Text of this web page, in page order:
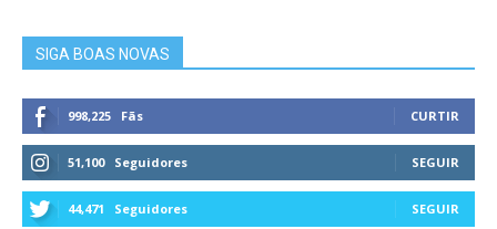
SIGA BOAS NOVAS
998,225 Fãs CURTIR
51,100 Seguidores SEGUIR
44,471 Seguidores SEGUIR